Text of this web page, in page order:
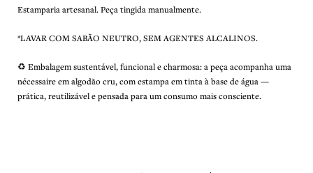
Estamparia artesanal. Peça tingida manualmente.
*LAVAR COM SABÃO NEUTRO, SEM AGENTES ALCALINOS.
♻️ Embalagem sustentável, funcional e charmosa: a peça acompanha uma
nécessaire em algodão cru, com estampa em tinta à base de água —
prática, reutilizável e pensada para um consumo mais consciente.